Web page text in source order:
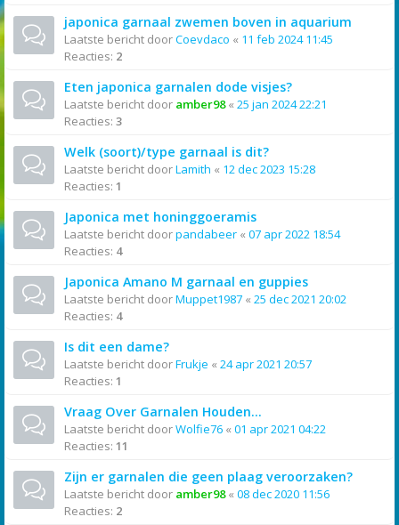
japonica garnaal zwemen boven in aquarium
Laatste bericht doorCoevdaco « 11 feb 2024 11:45
Reacties: 2
Eten japonica garnalen dode visjes?
Laatste bericht door amber98« 25 jan 2024 22:21
Reacties: 3
Welk (soort)/type garnaal is dit?
Laatste bericht doorLamith « 12 dec 2023 15:28
Reacties: 1
Japonica met honinggoeramis
Laatste bericht doorpandabeer « 07 apr 2022 18:54
Reacties: 4
Japonica Amano M garnaal en guppies
Laatste bericht doorMuppet1987 « 25 dec 2021 20:02
Reacties: 4
Is dit een dame?
Laatste bericht doorFrukje « 24 apr 2021 20:57
Reacties: 1
Vraag Over Garnalen Houden...
Laatste bericht doorWolfie76 « 01 apr 2021 04:22
Reacties: 11
Zijn er garnalen die geen plaag veroorzaken?
Laatste bericht door amber98« 08 dec 2020 11:56
Reacties: 2